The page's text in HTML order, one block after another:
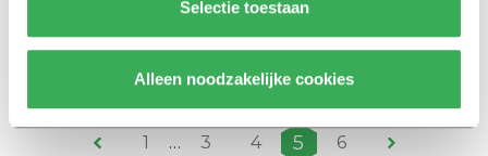
Selectie toestaan
Alleen noodzakelijke cookies
Gemeenten hebben probleem
met internationale studenten
08 januari 2018
1 … 3 4 5 6